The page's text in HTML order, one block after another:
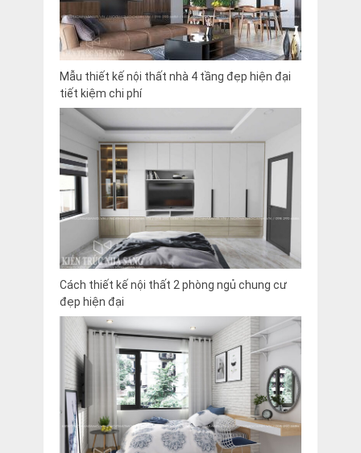
Mẫu thiết kế nội thất nhà 4 tầng đẹp hiện đại
tiết kiệm chi phí
Cách thiết kế nội thất 2 phòng ngủ chung cư
đẹp hiện đại